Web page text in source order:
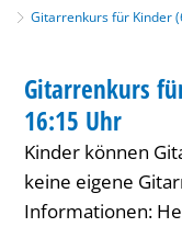
Gitarrenkurs für Kinder
für
Kinder
(6-
KATEGORIE:
Gitarrenkurs
16:15 Uhr
Kinder können
keine eigene
Informationen: